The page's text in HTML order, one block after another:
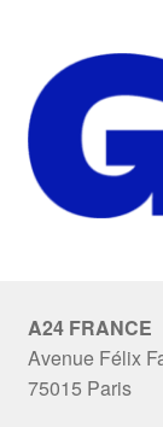
A24 FRANCE
Avenue Félix
75015 Paris